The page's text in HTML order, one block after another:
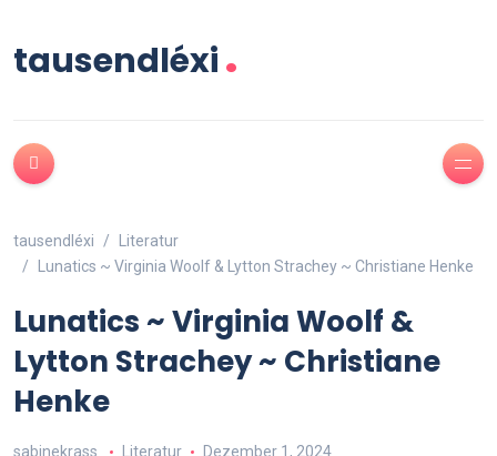
tausendléxi.
tausendléxi
Literatur
Lunatics ~ Virginia Woolf & Lytton Strachey ~ Christiane Henke
Lunatics ~ Virginia Woolf &
Lytton Strachey ~ Christiane
Henke
sabinekrass Literatur Dezember 1, 2024